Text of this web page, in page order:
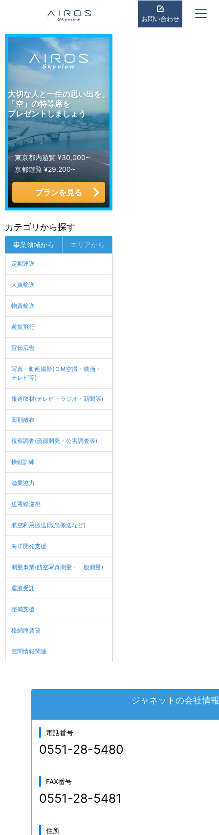
お問い合わせ
大切な人と一生の思い出を。
「空」の特等席を
プレゼントしましょう
東京都内遊覧 ¥30,000~
京都遊覧 ¥29,200~
プランを見る
カテゴリから探す
事業領域から エリアから
定期運送
人員輸送
物資輸送
遊覧飛行
宣伝広告
写真・動画撮影(ＣＭ空撮・映画・
テレビ等)
報道取材(テレビ・ラジオ・新聞等)
薬剤散布
視察調査(資源開発・公害調査等)
操縦訓練
漁業協力
送電線巡視
航空利用搬送(救急搬送など)
海洋開発支援
測量事業(航空写真測量・一般測量)
運航受託
整備支援
格納庫賃貸
空間情報関連
ジャネットの会社情報
電話番号
0551-28-5480
FAX番号
0551-28-5481
住所